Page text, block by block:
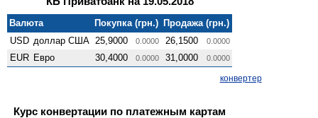
Валюта Покупка (грн.) Продажа (грн.)
USD доллар США 25,9000 0.0000 26,1500 0.0000
EUR Евро 30,4000 0.0000 31,0000 0.0000
конвертер
Курс конвертации по платежным картам